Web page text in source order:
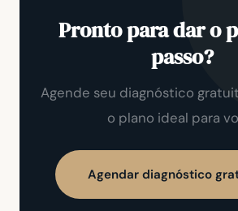
Pronto para dar o
passo?
Agende seu diagnóstico
o plano ideal para
Agendar diagnóstico